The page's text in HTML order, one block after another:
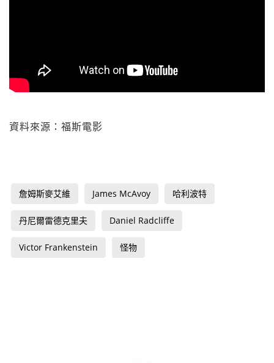
資料來源：福斯電影
詹姆斯麥艾維 James McAvoy 哈利波特
丹尼爾雷德克里夫 Daniel Radcliffe
Victor Frankenstein 怪物